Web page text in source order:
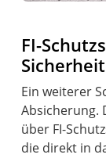
FI-
Ein weiterer
Absicherung.
über FI-
die direkt in